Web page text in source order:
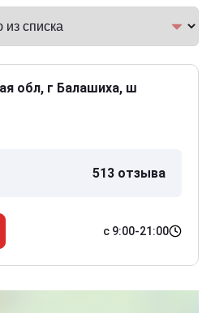
обл, г Балашиха, ш
513 отзыва
с 9:00-21:00